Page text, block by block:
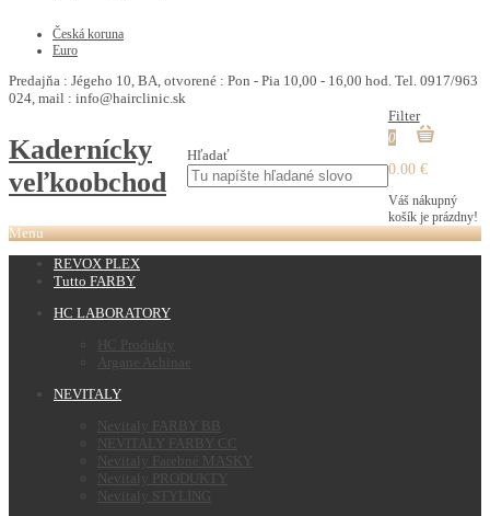
Česká koruna
Euro
Predajňa : Jégeho 10, BA, otvorené : Pon - Pia 10,00 - 16,00 hod. Tel. 0917/963
024, mail : info@hairclinic.sk
Kadernícky
veľkoobchod
Hľadať
Filter
0
0.00 €
Váš nákupný
košík je prázdny!
Menu
REVOX PLEX
Tutto FARBY
HC LABORATORY
HC Produkty
Argane Achinae
NEVITALY
Nevitaly FARBY BB
NEVITALY FARBY CC
Nevitaly Farebné MASKY
Nevitaly PRODUKTY
Nevitaly STYLING